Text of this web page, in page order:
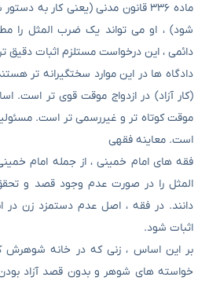
ماده ۳۳۶ قانون مدنی (یعنی کار به
شود) ، او می تواند یک ضرب المثل را
دائمی ، این درخواست مستلزم اثبات دقیق
دادگاه ها در این موارد سختگیرانه تر
(کار آزاد) در ازدواج موقت قوی تر است.
موقت کوتاه تر و غیررسمی تر است.
است. معاینه فقهی
فقه های امام خمینی ، از جمله امام
المثل را در صورت عدم وجود قصد و
دانند. در فقه ، اصل عدم دستمزد زن در
اثبات شود.
بر این اساس ، زنی که در خانه شوهرش
خواسته های شوهر و بدون قصد آزاد